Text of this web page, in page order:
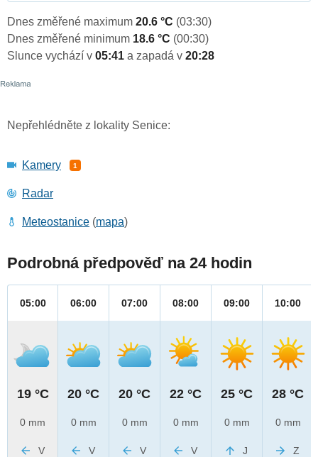
Dnes změřené maximum 20.6 °C (03:30)
Dnes změřené minimum 18.6 °C (00:30)
Slunce vychází v 05:41 a zapadá v 20:28
Nepřehlédněte z lokality Senice:
Kamery 1
Radar
Meteostanice (mapa)
Podrobná předpověď na 24 hodin
05:00
19 °C
0 mm
V
06:00
20 °C
0 mm
V
07:00
20 °C
0 mm
V
08:00
22 °C
0 mm
V
09:00
25 °C
0 mm
J
10:00
28 °C
0 mm
Z